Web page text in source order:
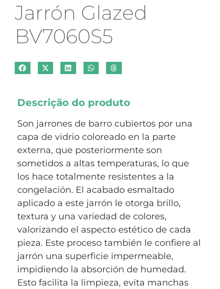
Jarrón Glazed
BV7060S5
Descrição do produto
Son jarrones de barro cubiertos por una
capa de vidrio coloreado en la parte
externa, que posteriormente son
sometidos a altas temperaturas, lo que
los hace totalmente resistentes a la
congelación. El acabado esmaltado
aplicado a este jarrón le otorga brillo,
textura y una variedad de colores,
valorizando el aspecto estético de cada
pieza. Este proceso también le confiere al
jarrón una superficie impermeable,
impidiendo la absorción de humedad.
Esto facilita la limpieza, evita manchas